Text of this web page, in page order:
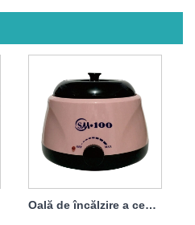
Oală de încălzire a ceară pentru îndepărtarea părului cu gel de siliciu